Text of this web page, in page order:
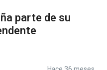
parte de su